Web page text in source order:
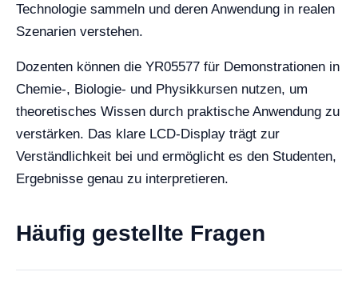
Technologie sammeln und deren Anwendung in realen
Szenarien verstehen.
Dozenten können die YR05577 für Demonstrationen in
Chemie-, Biologie- und Physikkursen nutzen, um
theoretisches Wissen durch praktische Anwendung zu
verstärken. Das klare LCD-Display trägt zur
Verständlichkeit bei und ermöglicht es den Studenten,
Ergebnisse genau zu interpretieren.
Häufig gestellte Fragen